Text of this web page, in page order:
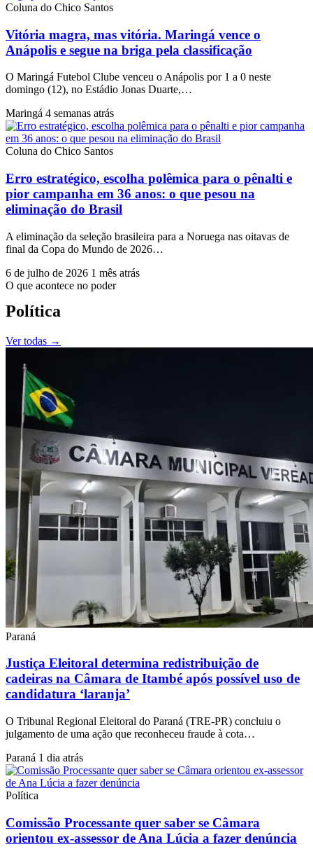
Coluna do Chico Santos
Vitória magra, mas vitória. Maringá vence o
Anápolis e segue na briga pela classificação
O Maringá Futebol Clube venceu o Anápolis por 1 a 0 neste
domingo (12), no Estádio Jonas Duarte,…
Maringá 4 semanas atrás
Coluna do Chico Santos
Erro estratégico, escolha polêmica para o pênalti e
pior campanha em 36 anos: o que pesou na
eliminação do Brasil
A eliminação da seleção brasileira para a Noruega nas oitavas de
final da Copa do Mundo de 2026…
6 de julho de 2026 1 mês atrás
O que acontece no poder
Política
Ver todas →
Paraná
Justiça Eleitoral determina redistribuição de
cadeiras na Câmara de Itambé após possível uso de
candidatura ‘laranja’
O Tribunal Regional Eleitoral do Paraná (TRE-PR) concluiu o
julgamento de uma ação que reconheceu fraude à cota…
Paraná 1 dia atrás
Política
Comissão Processante quer saber se Câmara
orientou ex-assessor de Ana Lúcia a fazer denúncia